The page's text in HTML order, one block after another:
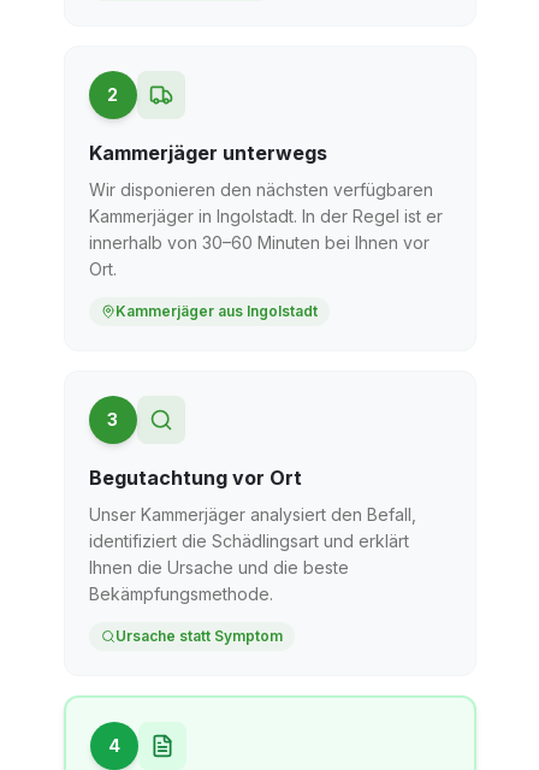
2
Kammerjäger unterwegs
Wir disponieren den nächsten verfügbaren
Kammerjäger in Ingolstadt. In der Regel ist er
innerhalb von 30–60 Minuten bei Ihnen vor
Ort.
Kammerjäger aus Ingolstadt
3
Begutachtung vor Ort
Unser Kammerjäger analysiert den Befall,
identifiziert die Schädlingsart und erklärt
Ihnen die Ursache und die beste
Bekämpfungsmethode.
Ursache statt Symptom
4